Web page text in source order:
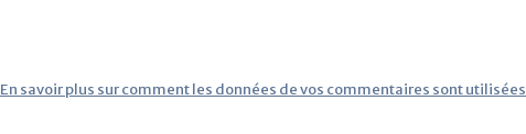
En savoir plus sur comment les données de vos commentaires sont utilisées